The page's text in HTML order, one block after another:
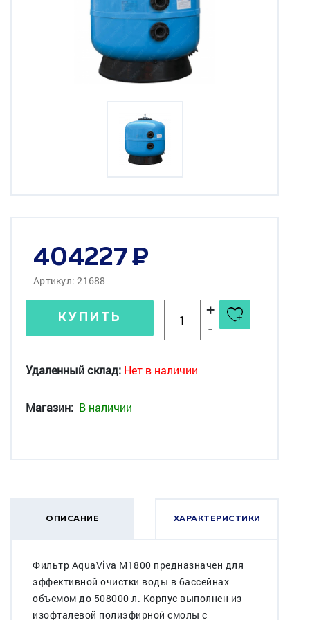
404227
Артикул: 21688
КУПИТЬ
+
-
Удаленный склад: Нет в наличии
Магазин: В наличии
ОПИСАНИЕ ХАРАКТЕРИСТИКИ
Фильтр AquaViva M1800 предназначен для
эффективной очистки воды в бассейнах
объемом до 508000 л. Корпус выполнен из
изофталевой полиэфирной смолы с